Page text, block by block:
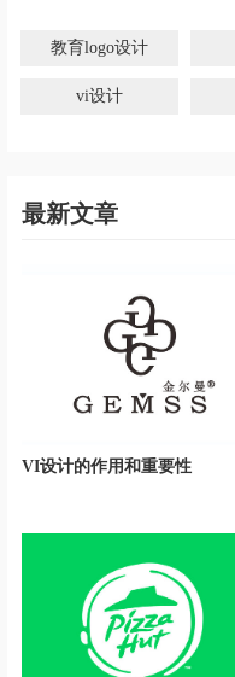
教育logo设计
vi设计
最新文章
VI设计的作用和重要性